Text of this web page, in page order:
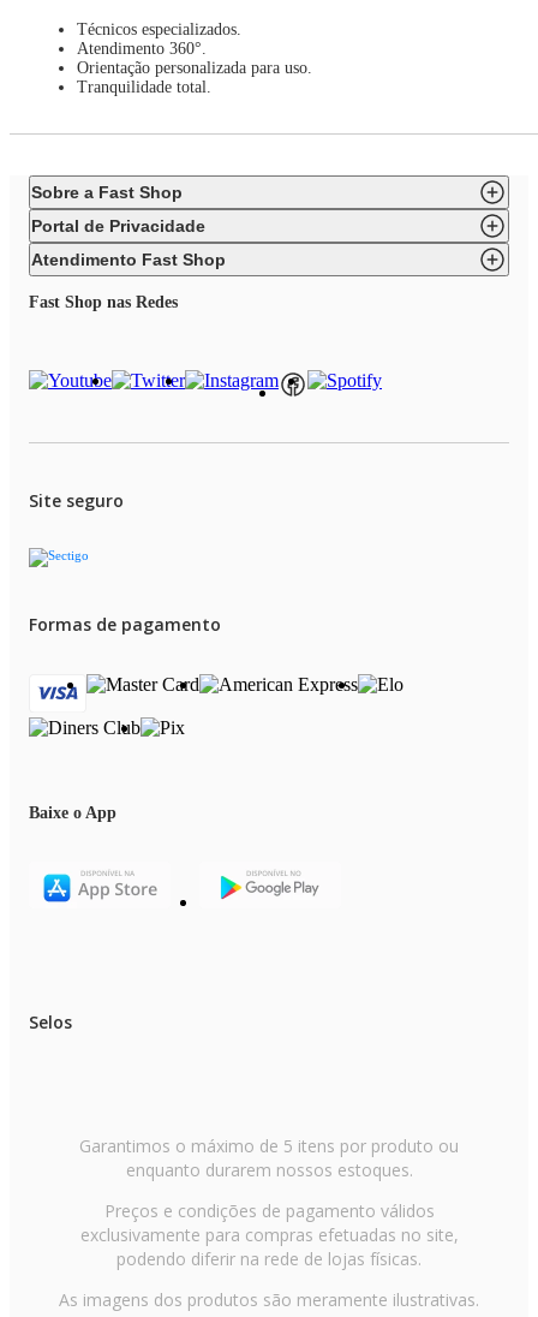
Técnicos especializados.
Atendimento 360°.
Orientação personalizada para uso.
Tranquilidade total.
Sobre a Fast Shop
Portal de Privacidade
Atendimento Fast Shop
Fast Shop nas Redes
Site seguro
Formas de pagamento
Baixe o App
Selos
Garantimos o máximo de 5 itens por produto ou
enquanto durarem nossos estoques.
Preços e condições de pagamento válidos
exclusivamente para compras efetuadas no site,
podendo diferir na rede de lojas físicas.
As imagens dos produtos são meramente ilustrativas.